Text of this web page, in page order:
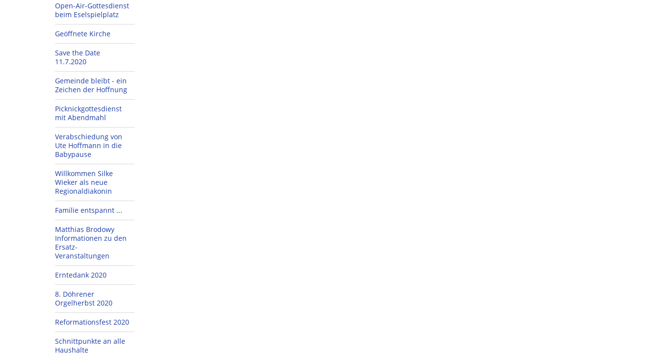
Open-Air-Gottesdienst
beim Eselspielplatz
Geöffnete Kirche
Save the Date
11.7.2020
Gemeinde bleibt - ein
Zeichen der Hoffnung
Picknickgottesdienst
mit Abendmahl
Verabschiedung von
Ute Hoffmann in die
Babypause
Willkommen Silke
Wieker als neue
Regionaldiakonin
Familie entspannt ...
Matthias Brodowy
Informationen zu den
Ersatz-
Veranstaltungen
Erntedank 2020
8. Döhrener
Orgelherbst 2020
Reformationsfest 2020
Schnittpunkte an alle
Haushalte